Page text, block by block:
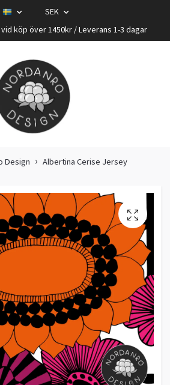
SEK
vid köp över 1450kr / Leverans 1-3 dagar
Design Albertina Cerise Jersey